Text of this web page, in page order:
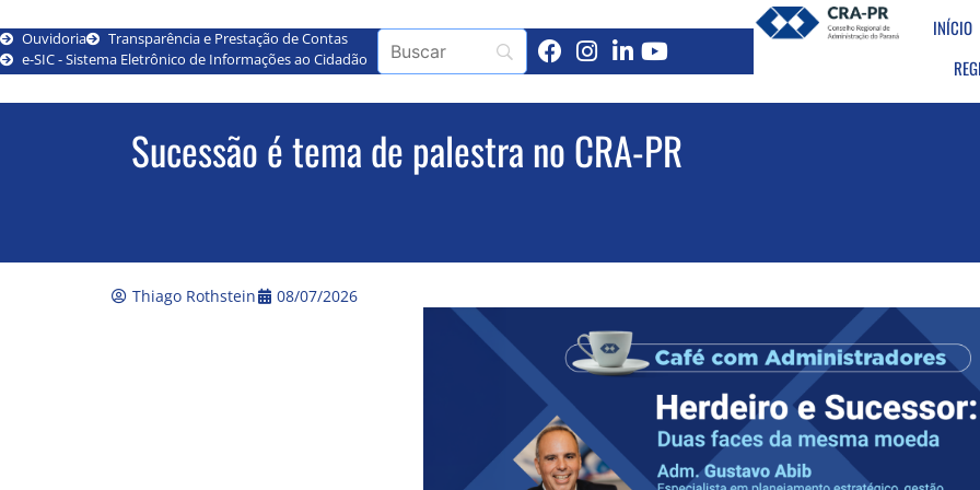
Ouvidoria
Transparência e Prestação de Contas
e-SIC - Sistema Eletrônico de Informações ao Cidadão
INÍCIO
Sucessão é tema de palestra no CRA-PR
Thiago Rothstein 08/07/2026